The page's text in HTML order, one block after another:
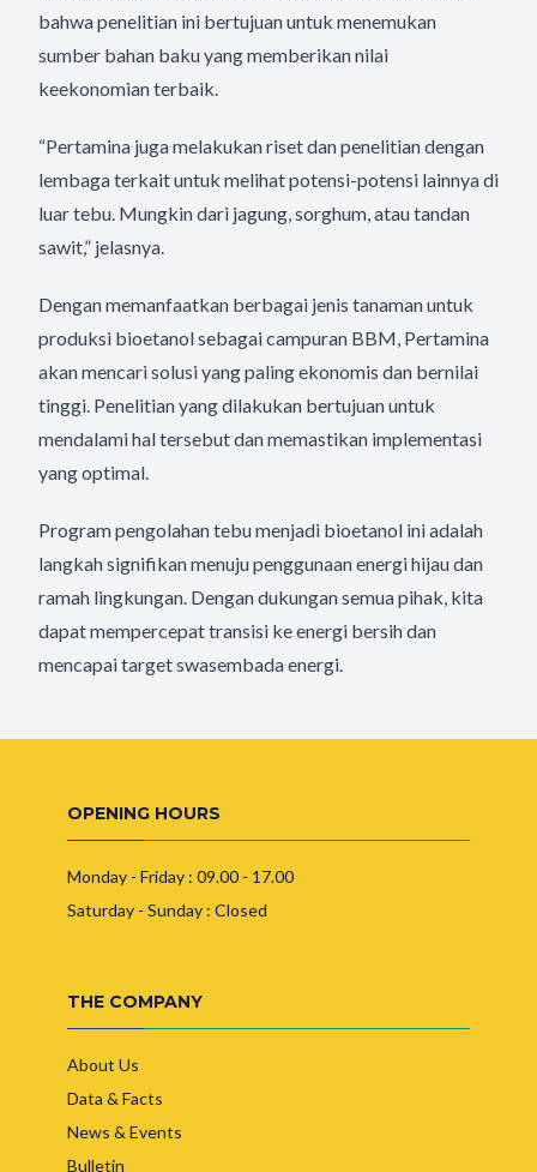
bahwa penelitian ini bertujuan untuk menemukan
sumber bahan baku yang memberikan nilai
keekonomian terbaik.
“Pertamina juga melakukan riset dan penelitian dengan
lembaga terkait untuk melihat potensi-potensi lainnya di
luar tebu. Mungkin dari jagung, sorghum, atau tandan
sawit,” jelasnya.
Dengan memanfaatkan berbagai jenis tanaman untuk
produksi bioetanol sebagai campuran BBM, Pertamina
akan mencari solusi yang paling ekonomis dan bernilai
tinggi. Penelitian yang dilakukan bertujuan untuk
mendalami hal tersebut dan memastikan implementasi
yang optimal.
Program pengolahan tebu menjadi bioetanol ini adalah
langkah signifikan menuju penggunaan energi hijau dan
ramah lingkungan. Dengan dukungan semua pihak, kita
dapat mempercepat transisi ke energi bersih dan
mencapai target swasembada energi.
OPENING HOURS
Monday - Friday : 09.00 - 17.00
Saturday - Sunday : Closed
THE COMPANY
About Us
Data & Facts
News & Events
Bulletin